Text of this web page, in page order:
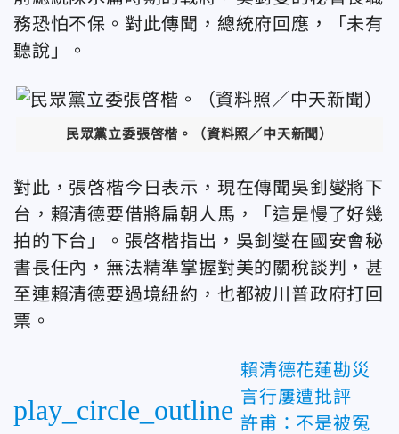
務恐怕不保。對此傳聞，總統府回應，「未有
聽說」。
民眾黨立委張啓楷。（資料照／中天新聞）
對此，張啓楷今日表示，現在傳聞吳釗燮將下
台，賴清德要借將扁朝人馬，「這是慢了好幾
拍的下台」。張啓楷指出，吳釗燮在國安會秘
書長任內，無法精準掌握對美的關稅談判，甚
至連賴清德要過境紐約，也都被川普政府打回
票。
play_circle_outline
賴清德花蓮勘災
言行屢遭批評
許甫：不是被冤